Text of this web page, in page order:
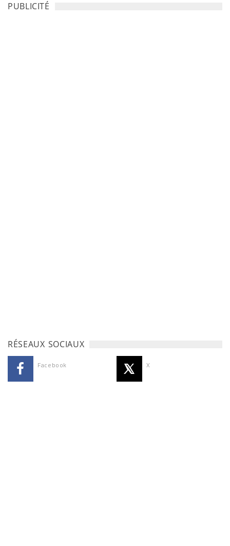
PUBLICITÉ
RÉSEAUX SOCIAUX
Facebook X